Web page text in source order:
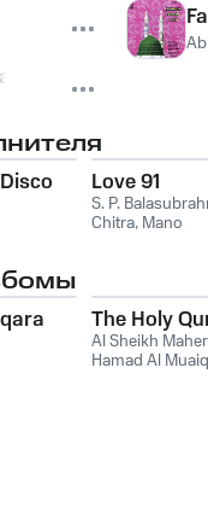
hai
Love 91
S. P.
Chitra, Mano
The Holy
Al Sheikh
Hamad Al